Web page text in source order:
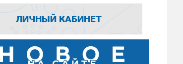
ЛИЧНЫЙ КАБИНЕТ